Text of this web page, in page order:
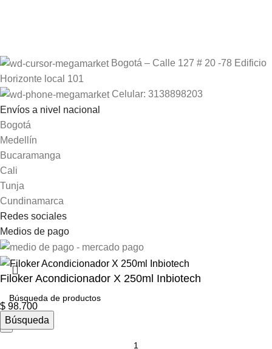
Bogotá – Calle 127 # 20 -78 Edificio
Horizonte local 101
Celular: 3138898203
Envíos a nivel nacional
Bogotá
Medellín
Bucaramanga
Cali
Tunja
Cundinamarca
Redes sociales
Medios de pago
Búsqueda
Filoker Acondicionador X 250ml Inbiotech
$ 98.700